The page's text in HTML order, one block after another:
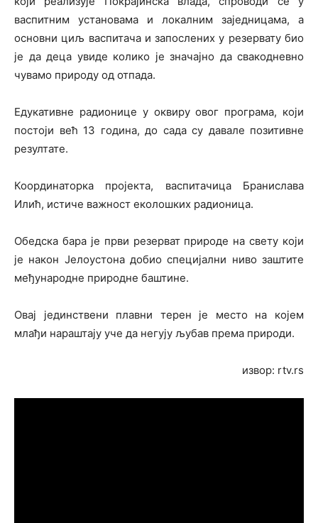
васпитним установама и локалним заједницама, а
основни циљ васпитача и запослених у резервату био
је да деца увиде колико је значајно да свакодневно
чувамо природу од отпада.
Едукативне радионице у оквиру овог програма, који
постоји већ 13 година, до сада су давале позитивне
резултате.
Координаторка пројекта, васпитачица Бранислава
Илић, истиче важност еколошких радионица.
Обедска бара је први резерват природе на свету који
је након Јелоустона добио специјални ниво заштите
међународне природне баштине.
Овај јединствени плавни терен је место на којем
млађи нараштају уче да негују љубав према природи.
извор: rtv.rs